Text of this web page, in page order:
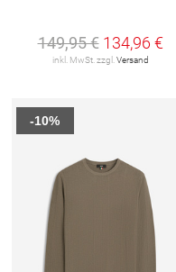
149,95 € 134,96 €
inkl. MwSt. zzgl.Versand
-10%